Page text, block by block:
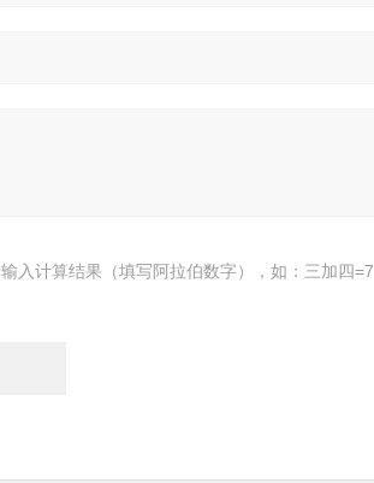
入计算结果（填写阿拉伯数字），如：三加四=7